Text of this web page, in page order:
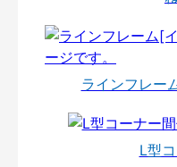
ラインフレー
L型